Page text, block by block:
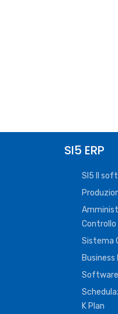
SI5 ERP
SI5 Il
Controllo
Sistema
Software
K Plan